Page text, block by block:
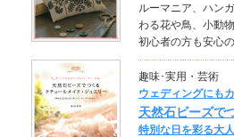
ルーマニア、ハン
わる花や鳥、小動
初心者の方も安心
趣味･実用・芸術
ウェディングにも
天然石ビーズで
特別な日を彩る大